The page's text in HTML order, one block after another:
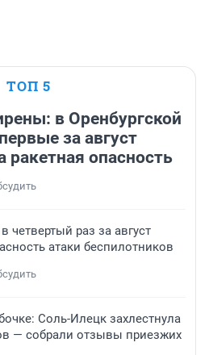
ТОП 5
в Оренбургской
за август
ракетная опасность
четвертый раз за август
атаки беспилотников
Соль-Илецк захлестнула
— собрали отзывы приезжих